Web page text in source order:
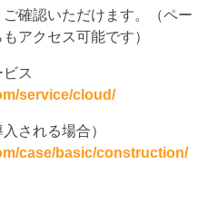
確認いただけます。（ペー
アクセス可能です）
ス
service/cloud/
される場合）
case/basic/construction/